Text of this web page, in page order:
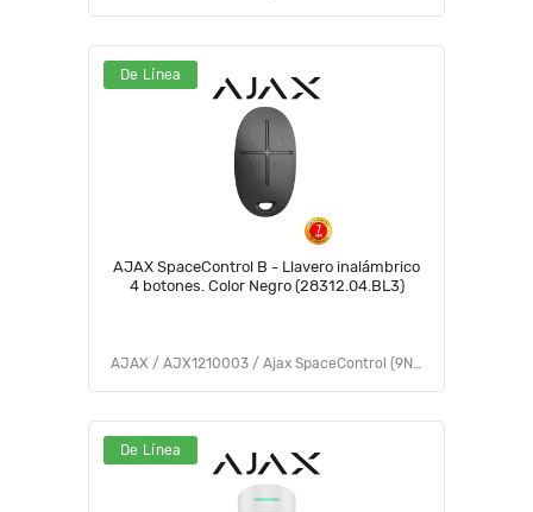
De Línea
AJAX SpaceControl B - Llavero inalámbrico
4 botones. Color Negro (28312.04.BL3)
AJAX / AJX1210003 / Ajax SpaceControl (9NA)
De Línea